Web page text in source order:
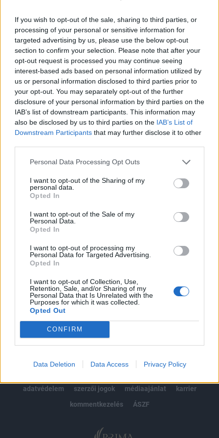
If you wish to opt-out of the sale, sharing to third parties, or
processing of your personal or sensitive information for
targeted advertising by us, please use the below opt-out
section to confirm your selection. Please note that after your
opt-out request is processed you may continue seeing
interest-based ads based on personal information utilized by
us or personal information disclosed to third parties prior to
your opt-out. You may separately opt-out of the further
disclosure of your personal information by third parties on the
IAB’s list of downstream participants. This information may
also be disclosed by us to third parties on the IAB’s List of
Downstream Participants that may further disclose it to other
Personal Data Processing Opt Outs
I want to opt-out of the Sharing of my
personal data.
Opted In
I want to opt-out of the Sale of my
Personal Data.
Opted In
I want to opt-out of processing my
Personal Data for Targeted Advertising.
Opted In
I want to opt-out of Collection, Use,
Retention, Sale, and/or Sharing of my
Personal Data that Is Unrelated with the
Purposes for which it was collected.
Opted Out
CONFIRM
Data Deletion Data Access Privacy Policy
Agrárszektor Konferencia 2026Valamennyi „forró”
agrártémával foglalkozik a Portfolio Csoport Agrárszektor
Konferenciája december 1-2-3-án Siófokon. Jelentkezzen
Ön is az év kihagyhatatlan agrárszakmai
csúcsrendezvényére!Információ és jelentkezésAzt írták, a
legtöbbször a tüdőt érintő, lassú lefolyású, emberről állatra
és állatról emberre is terjedő, bakteriális...
KEDVES OLVASÓNK!
regisztrációhoz kötött.
Az előfizetés a következőket tartalmazza:
Portfolio.hu teljes cikkarchívum
kötéslistái
Előfizetés
MÁR ELŐFIZETŐNK VAGY?BEJELENTKEZÉS
adatvédelem
szerzői jogok médiaajánlat
karrier
kommentkezelés
ÁSZF